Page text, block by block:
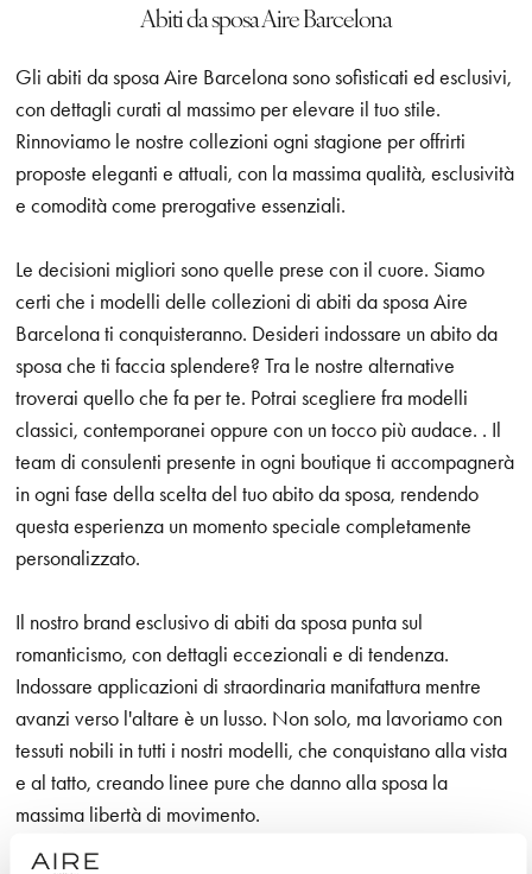
Abiti da sposa Aire Barcelona
Gli abiti da sposa Aire Barcelona sono sofisticati ed esclusivi,
con dettagli curati al massimo per elevare il tuo stile.
Rinnoviamo le nostre collezioni ogni stagione per offrirti
proposte eleganti e attuali, con la massima qualità, esclusività
e comodità come prerogative essenziali.
Le decisioni migliori sono quelle prese con il cuore. Siamo
certi che i modelli delle collezioni di abiti da sposa Aire
Barcelona ti conquisteranno. Desideri indossare un abito da
sposa che ti faccia splendere? Tra le nostre alternative
troverai quello che fa per te. Potrai scegliere fra modelli
classici, contemporanei oppure con un tocco più audace. . Il
team di consulenti presente in ogni boutique ti accompagnerà
in ogni fase della scelta del tuo abito da sposa, rendendo
questa esperienza un momento speciale completamente
personalizzato.
Il nostro brand esclusivo di abiti da sposa punta sul
romanticismo, con dettagli eccezionali e di tendenza.
Indossare applicazioni di straordinaria manifattura mentre
avanzi verso l'altare è un lusso. Non solo, ma lavoriamo con
tessuti nobili in tutti i nostri modelli, che conquistano alla vista
e al tatto, creando linee pure che danno alla sposa la
massima libertà di movimento.